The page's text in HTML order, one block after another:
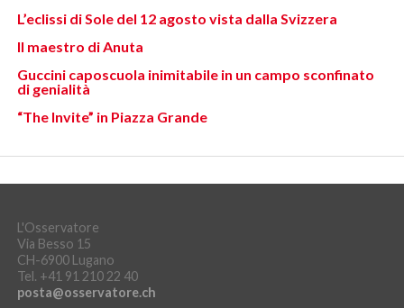
L’eclissi di Sole del 12 agosto vista dalla Svizzera
Il maestro di Anuta
Guccini caposcuola inimitabile in un campo sconfinato
di genialità
“The Invite” in Piazza Grande
L'Osservatore
Via Besso 15
CH-6900 Lugano
Tel. +41 91 210 22 40
posta@osservatore.ch